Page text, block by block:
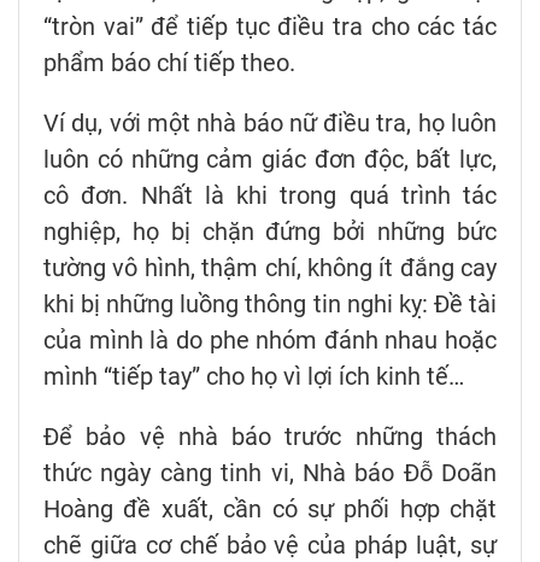
“tròn vai” để tiếp tục điều tra cho các tác
phẩm báo chí tiếp theo.
Ví dụ, với một nhà báo nữ điều tra, họ luôn
luôn có những cảm giác đơn độc, bất lực,
cô đơn. Nhất là khi trong quá trình tác
nghiệp, họ bị chặn đứng bởi những bức
tường vô hình, thậm chí, không ít đắng cay
khi bị những luồng thông tin nghi kỵ: Đề tài
của mình là do phe nhóm đánh nhau hoặc
mình “tiếp tay” cho họ vì lợi ích kinh tế…
Để bảo vệ nhà báo trước những thách
thức ngày càng tinh vi, Nhà báo Đỗ Doãn
Hoàng đề xuất, cần có sự phối hợp chặt
chẽ giữa cơ chế bảo vệ của pháp luật, sự